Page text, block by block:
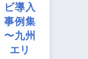
ビ導入
事例集
〜九州
エリ